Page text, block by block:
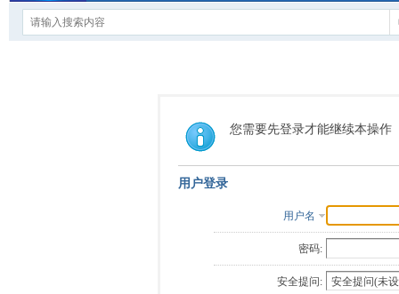
您需要先登录才能继续本操作
用户登录
用户名
密码:
安全提问: